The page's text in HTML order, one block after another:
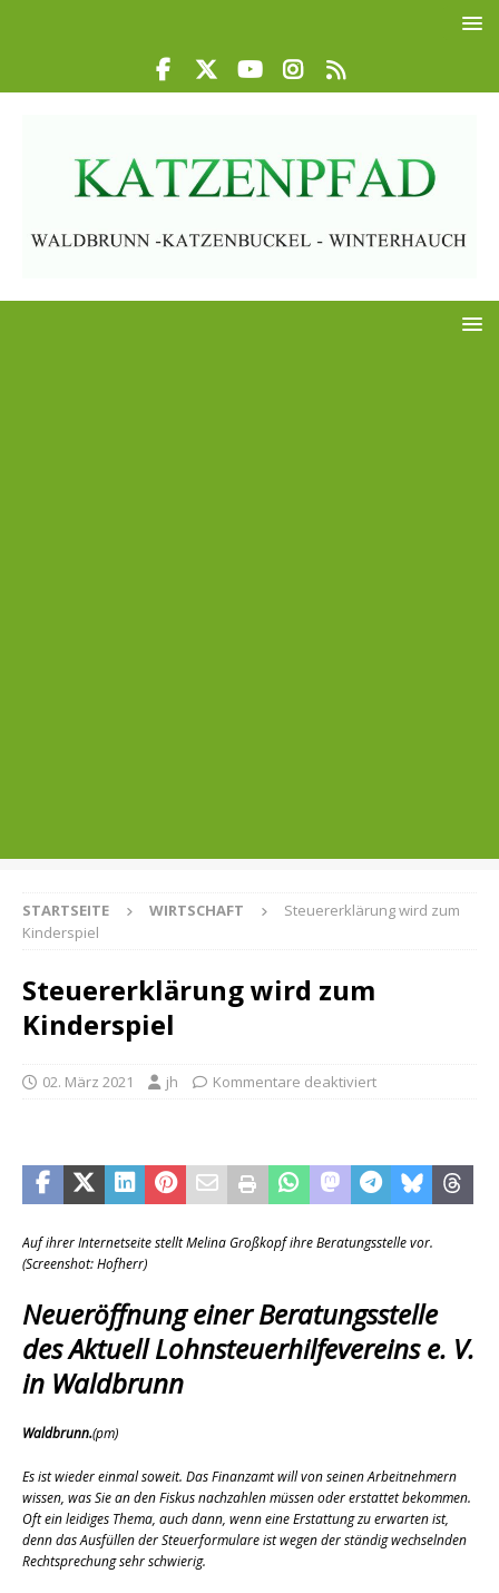
STARTSEITE WIRTSCHAFT
Steuererklärung wird zum
Kinderspiel
Steuererklärung wird zum
Kinderspiel
02. März 2021 jh Kommentare deaktiviert
Auf ihrer Internetseite stellt Melina Großkopf ihre Beratungsstelle vor.
(Screenshot: Hofherr)
Neueröffnung einer Beratungsstelle
des Aktuell Lohnsteuerhilfevereins e. V.
in Waldbrunn
Waldbrunn.(pm)
Es ist wieder einmal soweit. Das Finanzamt will von seinen Arbeitnehmern
wissen, was Sie an den Fiskus nachzahlen müssen oder erstattet bekommen.
Oft ein leidiges Thema, auch dann, wenn eine Erstattung zu erwarten ist,
denn das Ausfüllen der Steuerformulare ist wegen der ständig wechselnden
Rechtsprechung sehr schwierig.